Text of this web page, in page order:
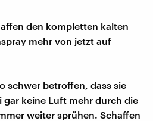
den kompletten kalten
mehr von jetzt auf
schwer betroffen, dass sie
gar keine Luft mehr durch die
weiter sprühen. Schaffen